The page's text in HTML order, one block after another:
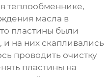
теплообменнике,
масла в
пластины были
и на них скапливались
проводить очистку
пластины на